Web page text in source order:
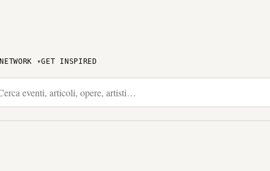
NETWORK GET INSPIRED